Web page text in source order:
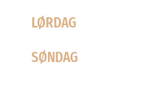
LØRDAG
SØNDAG